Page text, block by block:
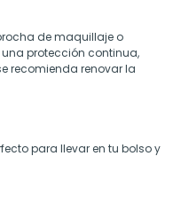
de maquillaje o
una protección continua,
recomienda renovar la
para llevar en tu bolso y